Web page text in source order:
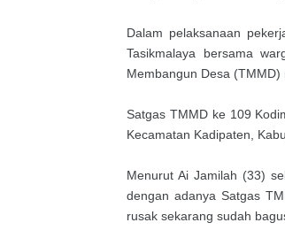
Dalam pelaksanaan
Tasikmalaya bersama
Membangun Desa
Satgas TMMD ke 109
Kecamatan Kadipaten,
Menurut Ai Jamilah (33)
dengan adanya Satgas
rusak sekarang sudah